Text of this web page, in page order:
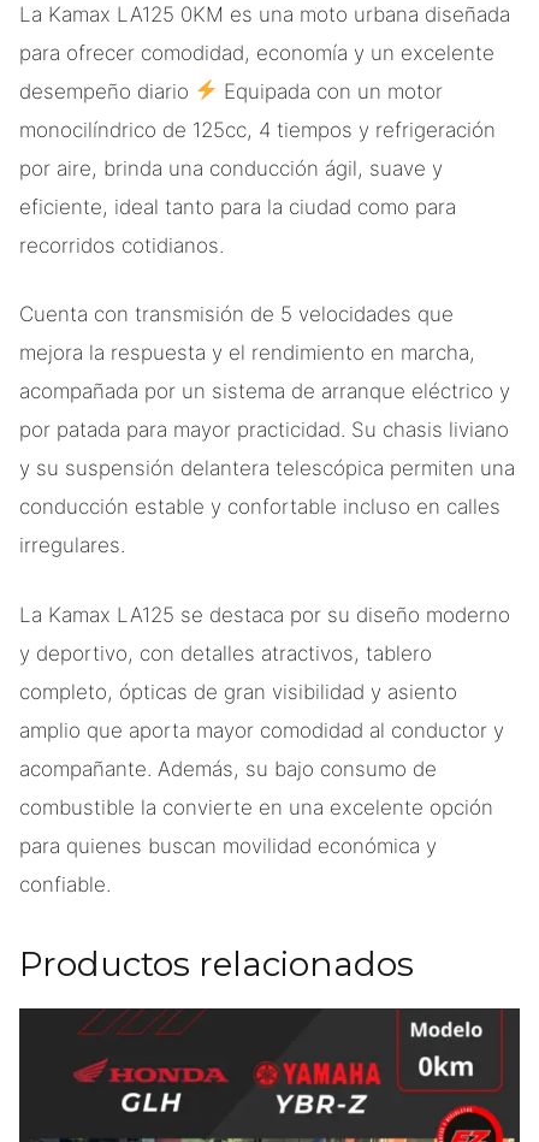
La Kamax LA125 0KM es una moto urbana diseñada
para ofrecer comodidad, economía y un excelente
desempeño diario
Equipada con un motor
monocilíndrico de 125cc, 4 tiempos y refrigeración
por aire, brinda una conducción ágil, suave y
eficiente, ideal tanto para la ciudad como para
recorridos cotidianos.
Cuenta con transmisión de 5 velocidades que
mejora la respuesta y el rendimiento en marcha,
acompañada por un sistema de arranque eléctrico y
por patada para mayor practicidad. Su chasis liviano
y su suspensión delantera telescópica permiten una
conducción estable y confortable incluso en calles
irregulares.
La Kamax LA125 se destaca por su diseño moderno
y deportivo, con detalles atractivos, tablero
completo, ópticas de gran visibilidad y asiento
amplio que aporta mayor comodidad al conductor y
acompañante. Además, su bajo consumo de
combustible la convierte en una excelente opción
para quienes buscan movilidad económica y
confiable.
Productos relacionados